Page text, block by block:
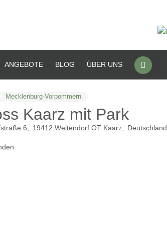
ANGEBOTE BLOG ÜBER UNS
Mecklenburg-Vorpommern
Kaarz mit Park
6 19412 Weitendorf OT Kaarz Deutschland